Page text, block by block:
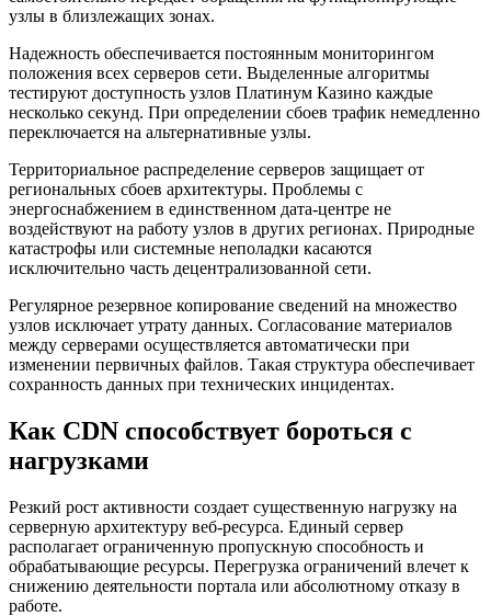
узлы в близлежащих зонах.
Надежность обеспечивается постоянным мониторингом
положения всех серверов сети. Выделенные алгоритмы
тестируют доступность узлов Платинум Казино каждые
несколько секунд. При определении сбоев трафик немедленно
переключается на альтернативные узлы.
Территориальное распределение серверов защищает от
региональных сбоев архитектуры. Проблемы с
энергоснабжением в единственном дата-центре не
воздействуют на работу узлов в других регионах. Природные
катастрофы или системные неполадки касаются
исключительно часть децентрализованной сети.
Регулярное резервное копирование сведений на множество
узлов исключает утрату данных. Согласование материалов
между серверами осуществляется автоматически при
изменении первичных файлов. Такая структура обеспечивает
сохранность данных при технических инцидентах.
Как CDN способствует бороться с
нагрузками
Резкий рост активности создает существенную нагрузку на
серверную архитектуру веб-ресурса. Единый сервер
располагает ограниченную пропускную способность и
обрабатывающие ресурсы. Перегрузка ограничений влечет к
снижению деятельности портала или абсолютному отказу в
работе.